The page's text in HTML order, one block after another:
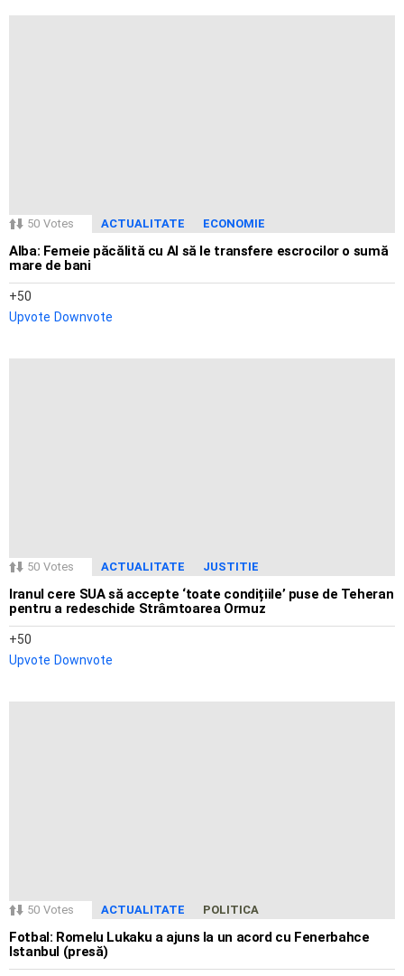
50 Votes ACTUALITATE ECONOMIE
Alba: Femeie păcălită cu AI să le transfere escrocilor o sumă
mare de bani
50
Upvote Downvote
50 Votes ACTUALITATE JUSTITIE
Iranul cere SUA să accepte ‘toate condițiile’ puse de Teheran
pentru a redeschide Strâmtoarea Ormuz
50
Upvote Downvote
50 Votes ACTUALITATE POLITICA
Fotbal: Romelu Lukaku a ajuns la un acord cu Fenerbahce
Istanbul (presă)